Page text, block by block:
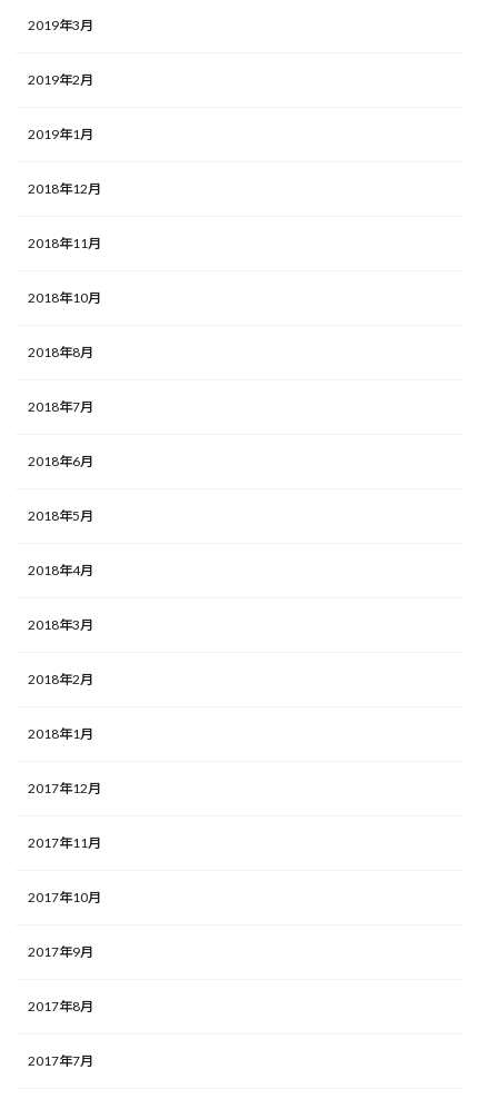
2019年3月
2019年2月
2019年1月
2018年12月
2018年11月
2018年10月
2018年8月
2018年7月
2018年6月
2018年5月
2018年4月
2018年3月
2018年2月
2018年1月
2017年12月
2017年11月
2017年10月
2017年9月
2017年8月
2017年7月